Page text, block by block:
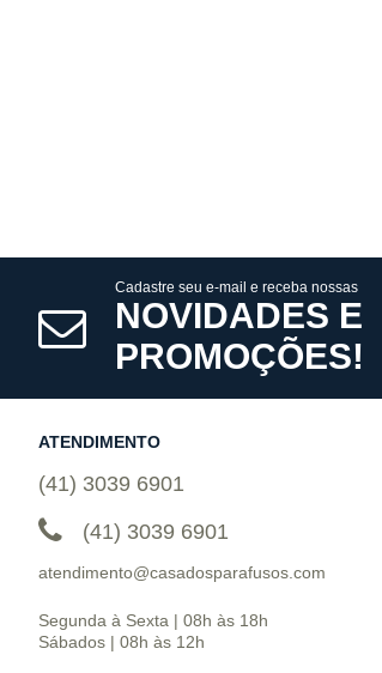
Cadastre seu e-mail e receba nossas
NOVIDADES E
PROMOÇÕES!
ATENDIMENTO
(41) 3039 6901
(41) 3039 6901
atendimento@casadosparafusos.com
Segunda à Sexta | 08h às 18h
Sábados | 08h às 12h